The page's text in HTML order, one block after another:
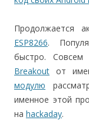
Продолжается
ESP8266.
быстро. Совсем
Breakout от
модулю
именное этой
на hackaday.